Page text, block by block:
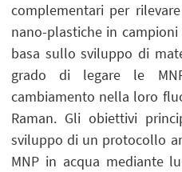
complementari per
nano-plastiche in
basa sullo sviluppo di
grado di legare le
cambiamento nella loro
Raman. Gli obiettivi
sviluppo di un protocollo
MNP in acqua mediante